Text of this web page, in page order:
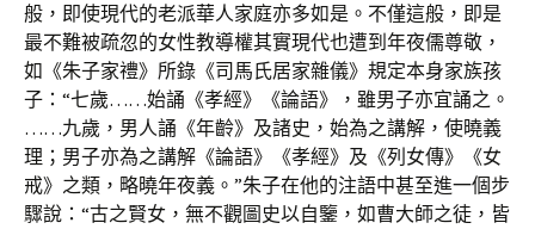
般，即使現代的老派華人家庭亦多如是。不僅這般，即是
最不難被疏忽的女性教導權其實現代也遭到年夜儒尊敬，
如《朱子家禮》所錄《司馬氏居家雜儀》規定本身家族孩
子：“七歲……始誦《孝經》《論語》，雖男子亦宜誦之。
……九歲，男人誦《年齡》及諸史，始為之講解，使曉義
理；男子亦為之講解《論語》《孝經》及《列女傳》《女
戒》之類，略曉年夜義。”朱子在他的注語中甚至進一個步
驟說：“古之賢女，無不觀圖史以自鑒，如曹大師之徒，皆